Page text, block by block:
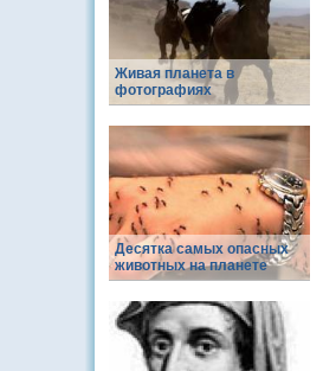
Живая планета в
фотографиях
Десятка самых опасных
животных на планете